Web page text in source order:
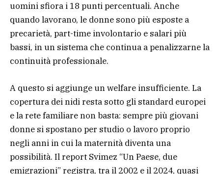
uomini sfiora i 18 punti percentuali. Anche
quando lavorano, le donne sono più esposte a
precarietà, part-time involontario e salari più
bassi, in un sistema che continua a penalizzarne la
continuità professionale.
A questo si aggiunge un welfare insufficiente. La
copertura dei nidi resta sotto gli standard europei
e la rete familiare non basta: sempre più giovani
donne si spostano per studio o lavoro proprio
negli anni in cui la maternità diventa una
possibilità. Il report Svimez “Un Paese, due
emigrazioni” registra, tra il 2002 e il 2024, quasi